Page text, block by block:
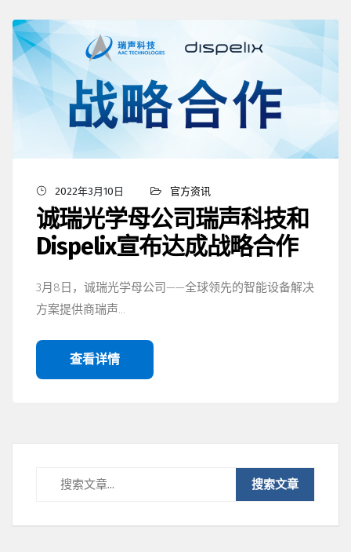
2022年3月10日 官方资讯
诚瑞光学母公司瑞声科技和
Dispelix宣布达成战略合作
3月8日，诚瑞光学母公司——全球领先的智能设备解决
方案提供商瑞声…
查看详情